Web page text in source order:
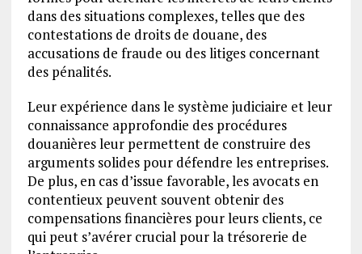
dans des situations complexes, telles que des
contestations de droits de douane, des
accusations de fraude ou des litiges concernant
des pénalités.
Leur expérience dans le système judiciaire et leur
connaissance approfondie des procédures
douanières leur permettent de construire des
arguments solides pour défendre les entreprises.
De plus, en cas d’issue favorable, les avocats en
contentieux peuvent souvent obtenir des
compensations financières pour leurs clients, ce
qui peut s’avérer crucial pour la trésorerie de